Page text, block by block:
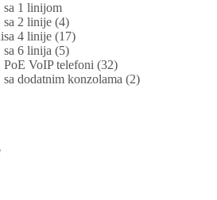
sa 1 linijom
sa 2 linije (4)
sa 4 linije (17)
sa 6 linija (5)
PoE VoIP telefoni (32)
sa dodatnim konzolama (2)